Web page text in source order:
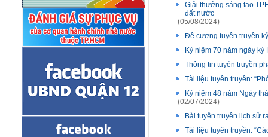
Giải thưởng sáng tạo
đất nước
(05/08/2024)
Đề cương tuyên truyền
Kỷ niệm 70 năm ngày
Thông tin tuyên truyền
Tài liệu tuyên truyền:
Kỷ niệm 48 năm Ngày
(02/07/2024)
Bài tuyên truyền lịch sử
Tài liệu tuyên truyền: